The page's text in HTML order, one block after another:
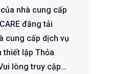
nhà cung cấp
đăng tải
cung cấp dịch vụ
thiết lập Thỏa
lòng truy cập